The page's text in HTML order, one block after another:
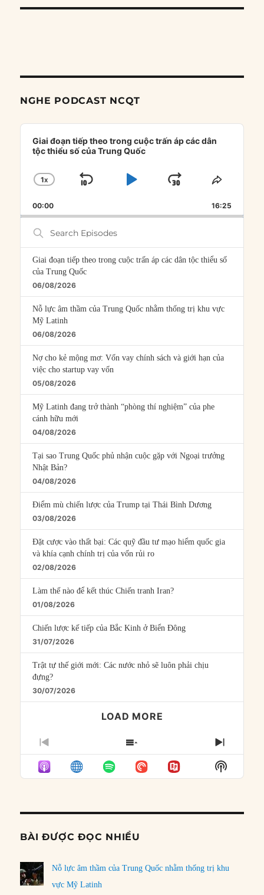
NGHE PODCAST NCQT
Audio
Player
Giai đoạn tiếp theo trong cuộc trấn áp các dân
tộc thiểu số của Trung Quốc
CHANGE
RATE
1X
SKIP
PLAYJUMP
FORWARD
SHARE
00:00 16:25
Search
Episodes
Giai đoạn tiếp theo trong cuộc trấn áp các dân tộc thiểu số
của Trung Quốc
06/08/2026
Nỗ lực âm thầm của Trung Quốc nhằm thống trị khu vực
Mỹ Latinh
06/08/2026
Nợ cho kẻ mộng mơ: Vốn vay chính sách và giới hạn của
việc cho startup vay vốn
05/08/2026
Mỹ Latinh đang trở thành “phòng thí nghiệm” của phe
cánh hữu mới
04/08/2026
Tại sao Trung Quốc phủ nhận cuộc gặp với Ngoại trưởng
Nhật Bản?
04/08/2026
Điểm mù chiến lược của Trump tại Thái Bình Dương
03/08/2026
Đặt cược vào thất bại: Các quỹ đầu tư mạo hiểm quốc gia
và khía cạnh chính trị của vốn rủi ro
02/08/2026
Làm thế nào để kết thúc Chiến tranh Iran?
01/08/2026
Chiến lược kế tiếp của Bắc Kinh ở Biển Đông
31/07/2026
Trật tự thế giới mới: Các nước nhỏ sẽ luôn phải chịu
đựng?
30/07/2026
LOAD MORE
PREVIOUS
EPISODE
SHOW
EPISODES
LIST
NEXT
Show
Podcast
BÀI ĐƯỢC ĐỌC NHIỀU
Nỗ lực âm thầm của Trung Quốc nhằm thống trị khu
vực Mỹ Latinh